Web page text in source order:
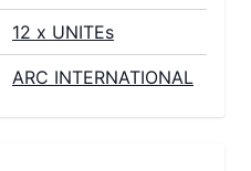
12 x UNITEs
ARC INTERNATIONAL